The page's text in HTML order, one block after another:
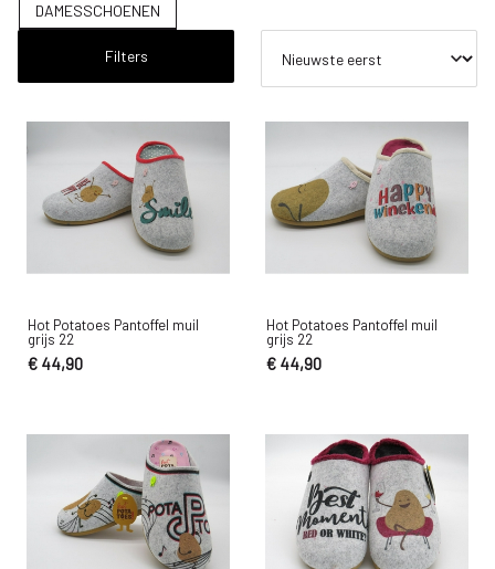
Nijhuisschoenen
DAMESSCHOENEN
Filters
Hot Potatoes Pantoffel muil
grijs 22
€ 44,90
Hot Potatoes Pantoffel muil
grijs 22
€ 44,90